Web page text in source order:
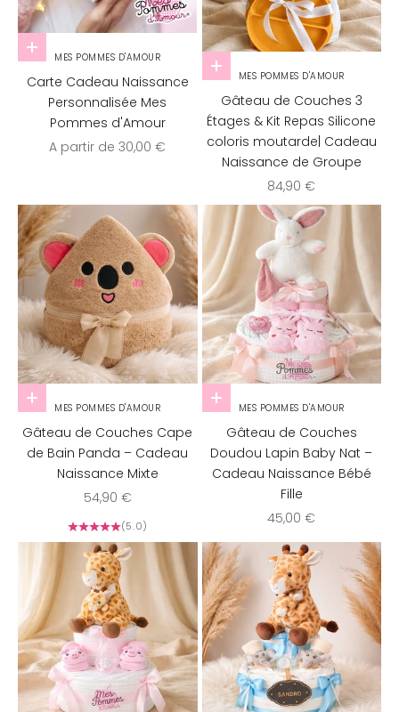
Choisir les options
MES POMMES D'AMOUR
Carte Cadeau Naissance
Personnalisée Mes
Pommes d'Amour
Prix de vente
A partir de 30,00 €
Ajouter au panier
MES POMMES D'AMOUR
Gâteau de Couches 3
Étages & Kit Repas Silicone
coloris moutarde| Cadeau
Naissance de Groupe
Prix de vente
84,90 €
Ajouter au panier
MES POMMES D'AMOUR
Gâteau de Couches Cape
de Bain Panda – Cadeau
Naissance Mixte
Prix de vente
54,90 €
(5.0)
Ajouter au panier
MES POMMES D'AMOUR
Gâteau de Couches
Doudou Lapin Baby Nat –
Cadeau Naissance Bébé
Fille
Prix de vente
45,00 €